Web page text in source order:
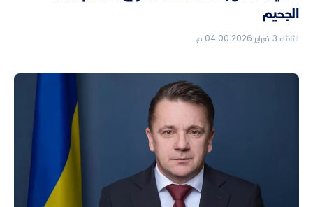
الجحيم
الثلاثاء 3 فبراير 2026 04:00 م